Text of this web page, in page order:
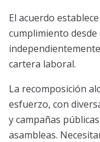
El acuerdo
cumplimiento desde
cartera laboral.
La recomposición
esfuerzo, con
y campañas
asambleas.